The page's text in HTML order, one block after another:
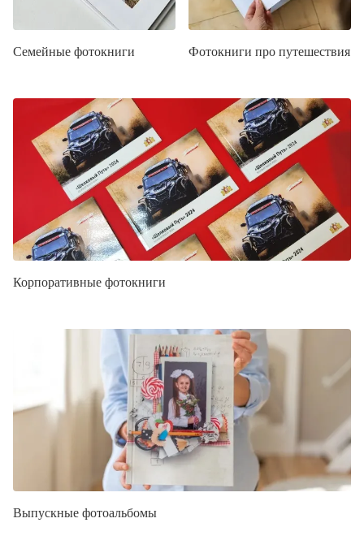
Семейные фотокниги Фотокниги про путешествия
Корпоративные фотокниги
Выпускные фотоальбомы